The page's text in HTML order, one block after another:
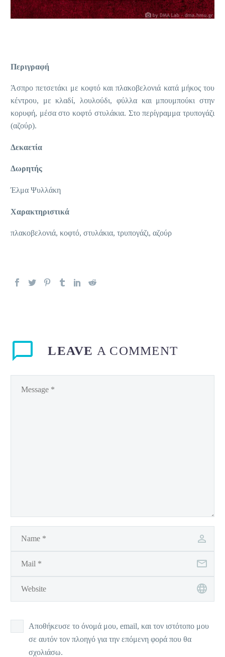
Περιγραφή
Άσπρο πετσετάκι με κοφτό και πλακοβελονιά κατά μήκος του
κέντρου, με κλαδί, λουλούδι, φύλλα και μπουμπούκι στην
κορυφή, μέσα στο κοφτό στυλάκια. Στο περίγραμμα τρυπογάζι
(αζούρ).
Δεκαετία
Δωρητής
Έλμα Ψυλλάκη
Χαρακτηριστικά
πλακοβελονιά, κοφτό, στυλάκια, τρυπογάζι, αζούρ
LEAVE A COMMENT
Αποθήκευσε το όνομά μου, email, και τον ιστότοπο μου
σε αυτόν τον πλοηγό για την επόμενη φορά που θα
σχολιάσω.